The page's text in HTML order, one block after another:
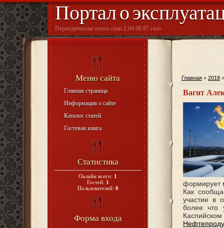
Портал о
Периодические итоги снип 2.04 08 87 газо
Меню сайта
Главная страница
Информация о сайте
Каталог статей
Гостевая книга
Статистика
Онлайн всего: 1
Гостей: 1
Пользователей: 0
Форма входа
Главная » 2018 »
Вагит
формирует
Как
участие в
более что
Каспийском